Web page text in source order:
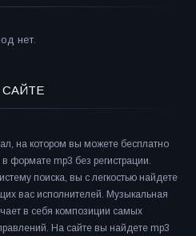
нет.
на котором вы можете бесплатно
формате mp3 без регистрации.
поиска, вы с легкостью найдете
вас исполнителей. Музыкальная
в себя композиции самых
На сайте вы найдете mp3